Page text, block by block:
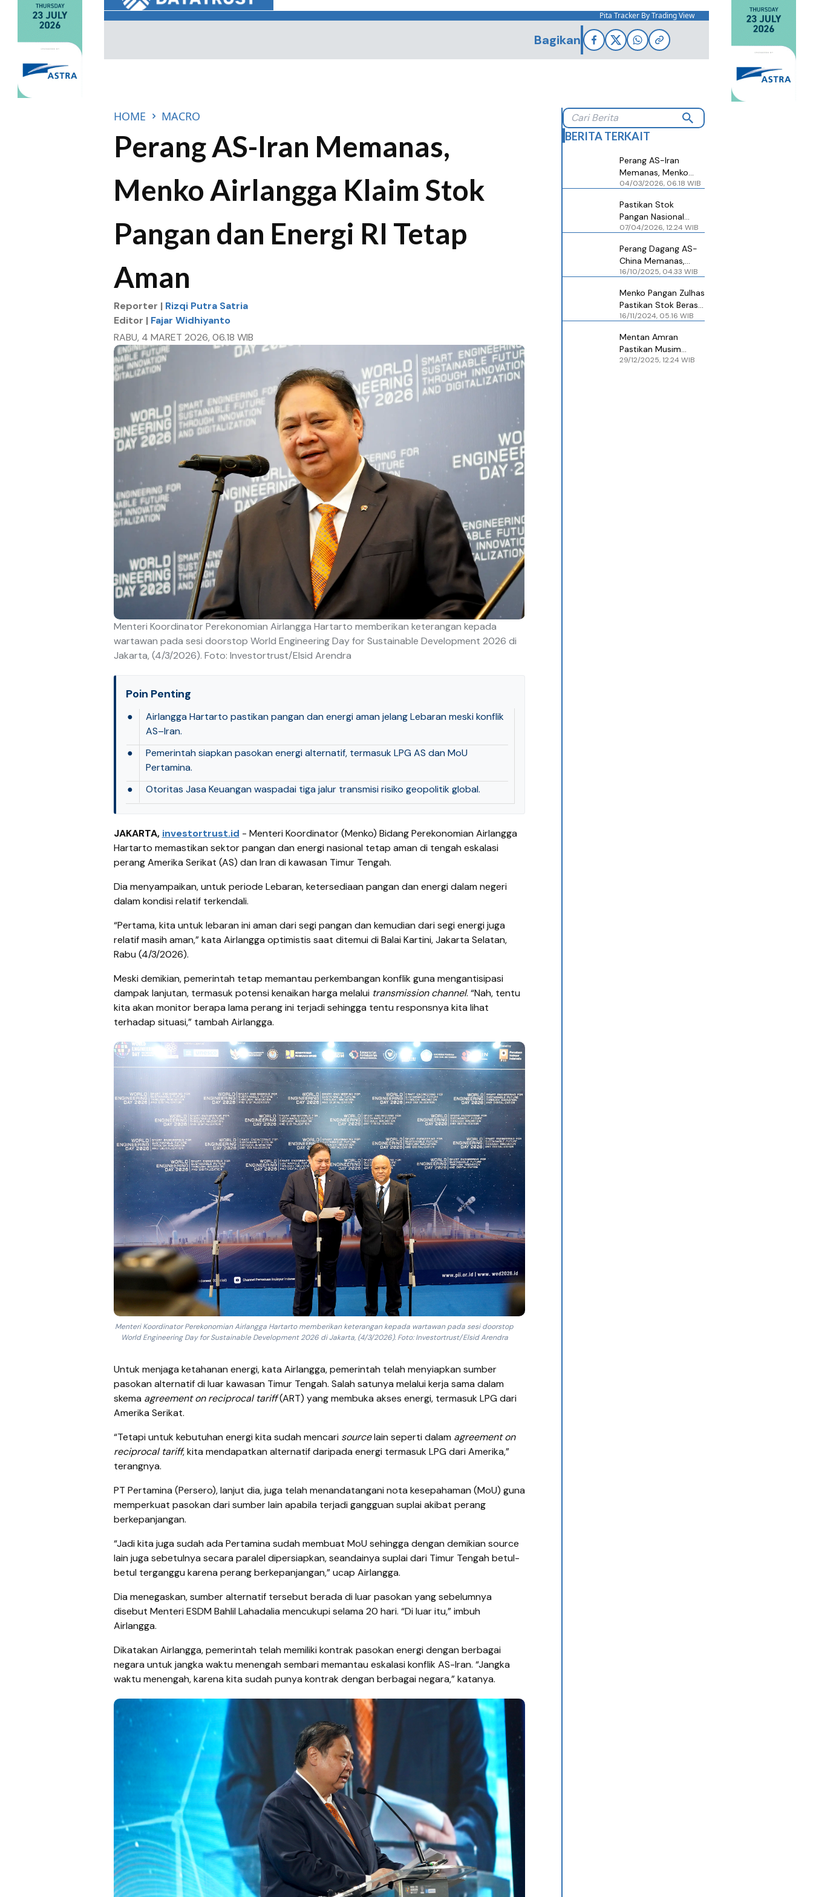
Pita Tracker By Trading View
Bagikan
HOME MACRO
Perang AS-Iran Memanas,
Menko Airlangga Klaim Stok
Pangan dan Energi RI Tetap
Aman
Reporter | Rizqi Putra Satria
Editor | Fajar Widhiyanto
RABU, 4 MARET 2026, 06.18 WIB
Menteri Koordinator Perekonomian Airlangga Hartarto memberikan keterangan kepada
wartawan pada sesi doorstop World Engineering Day for Sustainable Development 2026 di
Jakarta, (4/3/2026). Foto: Investortrust/Elsid Arendra
Poin Penting
●
Airlangga Hartarto pastikan pangan dan energi aman jelang Lebaran meski konflik
AS–Iran.
●
Pemerintah siapkan pasokan energi alternatif, termasuk LPG AS dan MoU
Pertamina.
●
Otoritas Jasa Keuangan waspadai tiga jalur transmisi risiko geopolitik global.
JAKARTA, investortrust.id - Menteri Koordinator (Menko) Bidang Perekonomian Airlangga
Hartarto memastikan sektor pangan dan energi nasional tetap aman di tengah eskalasi
perang Amerika Serikat (AS) dan Iran di kawasan Timur Tengah.
Dia menyampaikan, untuk periode Lebaran, ketersediaan pangan dan energi dalam negeri
dalam kondisi relatif terkendali.
“Pertama, kita untuk lebaran ini aman dari segi pangan dan kemudian dari segi energi juga
relatif masih aman,” kata Airlangga optimistis saat ditemui di Balai Kartini, Jakarta Selatan,
Rabu (4/3/2026).
Meski demikian, pemerintah tetap memantau perkembangan konflik guna mengantisipasi
dampak lanjutan, termasuk potensi kenaikan harga melalui transmission channel. “Nah, tentu
kita akan monitor berapa lama perang ini terjadi sehingga tentu responsnya kita lihat
terhadap situasi,” tambah Airlangga.
Menteri Koordinator Perekonomian Airlangga Hartarto memberikan keterangan kepada wartawan pada sesi doorstop
World Engineering Day for Sustainable Development 2026 di Jakarta, (4/3/2026). Foto: Investortrust/Elsid Arendra
Untuk menjaga ketahanan energi, kata Airlangga, pemerintah telah menyiapkan sumber
pasokan alternatif di luar kawasan Timur Tengah. Salah satunya melalui kerja sama dalam
skema agreement on reciprocal tariff(ART) yang membuka akses energi, termasuk LPG dari
Amerika Serikat.
“Tetapi untuk kebutuhan energi kita sudah mencari sourcelain seperti dalam agreement on
reciprocal tariff, kita mendapatkan alternatif daripada energi termasuk LPG dari Amerika,”
terangnya.
PT Pertamina (Persero), lanjut dia, juga telah menandatangani nota kesepahaman (MoU) guna
memperkuat pasokan dari sumber lain apabila terjadi gangguan suplai akibat perang
berkepanjangan.
“Jadi kita juga sudah ada Pertamina sudah membuat MoU sehingga dengan demikian source
lain juga sebetulnya secara paralel dipersiapkan, seandainya suplai dari Timur Tengah betul-
betul terganggu karena perang berkepanjangan,” ucap Airlangga.
Dia menegaskan, sumber alternatif tersebut berada di luar pasokan yang sebelumnya
disebut Menteri ESDM Bahlil Lahadalia mencukupi selama 20 hari. “Di luar itu,” imbuh
Airlangga.
Dikatakan Airlangga, pemerintah telah memiliki kontrak pasokan energi dengan berbagai
negara untuk jangka waktu menengah sembari memantau eskalasi konflik AS-Iran. “Jangka
waktu menengah, karena kita sudah punya kontrak dengan berbagai negara,” katanya.
BERITA TERKAIT
Perang AS-Iran
Memanas, Menko
Airlangga Klaim Stok
Tetap Aman
04/03/2026, 06.18 WIB
Pastikan Stok
Pangan Nasional
Aman, Menko Pangan
Aman
07/04/2026, 12.24 WIB
Perang Dagang AS-
China Memanas,
Mendag Klaim Kinerja
Moncer
16/10/2025, 04.33 WIB
Menko Pangan Zulhas
Pastikan Stok Beras
Jelang Natal dan
16/11/2024, 05.16 WIB
Mentan Amran
Pastikan Musim
Tanam di 3 Provinsi
29/12/2025, 12.24 WIB